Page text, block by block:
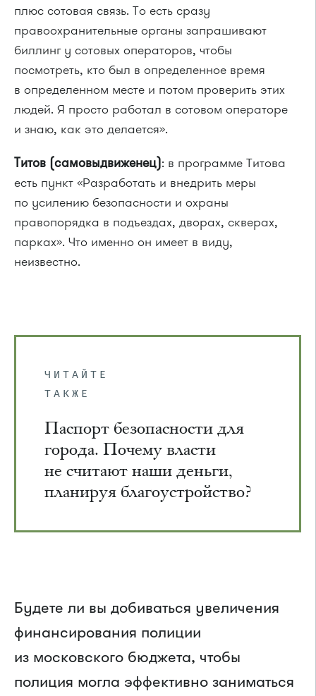
плюс сотовая связь. То есть сразу
правоохранительные органы запрашивают
биллинг у сотовых операторов, чтобы
посмотреть, кто был в определенное время
в определенном месте и потом проверить этих
людей. Я просто работал в сотовом операторе
и знаю, как это делается».
Титов (самовыдвиженец): в программе Титова
есть пункт «Разработать и внедрить меры
по усилению безопасности и охраны
правопорядка в подъездах, дворах, скверах,
парках». Что именно он имеет в виду,
неизвестно.
ЧИТАЙТЕ
ТАКЖЕ
Паспорт безопасности для
города. Почему власти
не считают наши деньги,
планируя благоустройство?
Будете ли вы добиваться увеличения
финансирования полиции
из московского бюджета, чтобы
полиция могла эффективно заниматься